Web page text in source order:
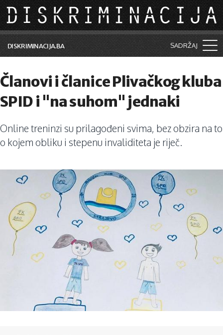
Skip to main content
DISKRIMINACIJA.BA SADRŽAJ
Vijesti i događaji
Aktuelne teme
Kolumne
Lične priče
Saradnja sa medijima
Pretraga
Članovi i članice Plivačkog kluba
SPID i "na suhom" jednaki
Online treninzi su prilagođeni svima, bez obzira na to
o kojem obliku i stepenu invaliditeta je riječ.